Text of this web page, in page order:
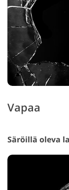
Vapaa
Säröillä oleva